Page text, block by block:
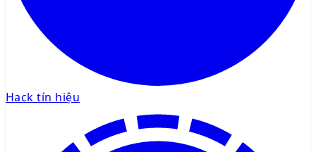
Hack tín hiệu